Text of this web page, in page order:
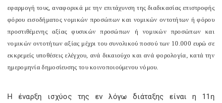
εφαρμογή τους, αναφορικά με την επιτάχυνση της διαδικασίας επιστροφής
φόρου εισοδήματος νομικών προσώπων και νομικών οντοτήτων ή φόρου
προστιθέμενης αξίας φυσικών προσώπων ή νομικών προσώπων και
νομικών οντοτήτων αξίας μέχρι του συνολικού ποσού των 10.000 ευρώ σε
εκκρεμείς υποθέσεις ελέγχου, ανά δικαιούχο και ανά φορολογία, κατά την
ημερομηνία δημοσίευσης του κοινοποιούμενου νόμου.
Η έναρξη ισχύος της εν λόγω διάταξης είναι η 11η